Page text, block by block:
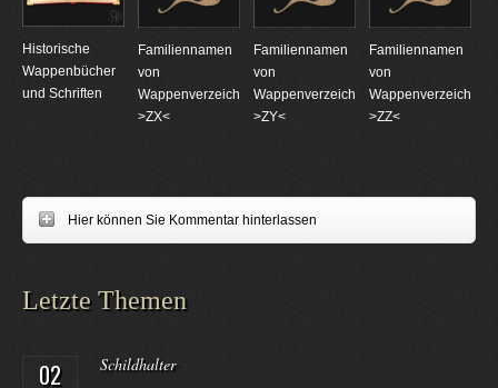
Historische
Wappenbücher
und Schriften
Familiennamen
von
Wappenverzeichnungen
>ZX<
Familiennamen
von
Wappenverzeichnungen
>ZY<
Familiennamen
von
>ZZ<
Hier können Sie Kommentar hinterlassen
Letzte Themen
02 Schildhalter